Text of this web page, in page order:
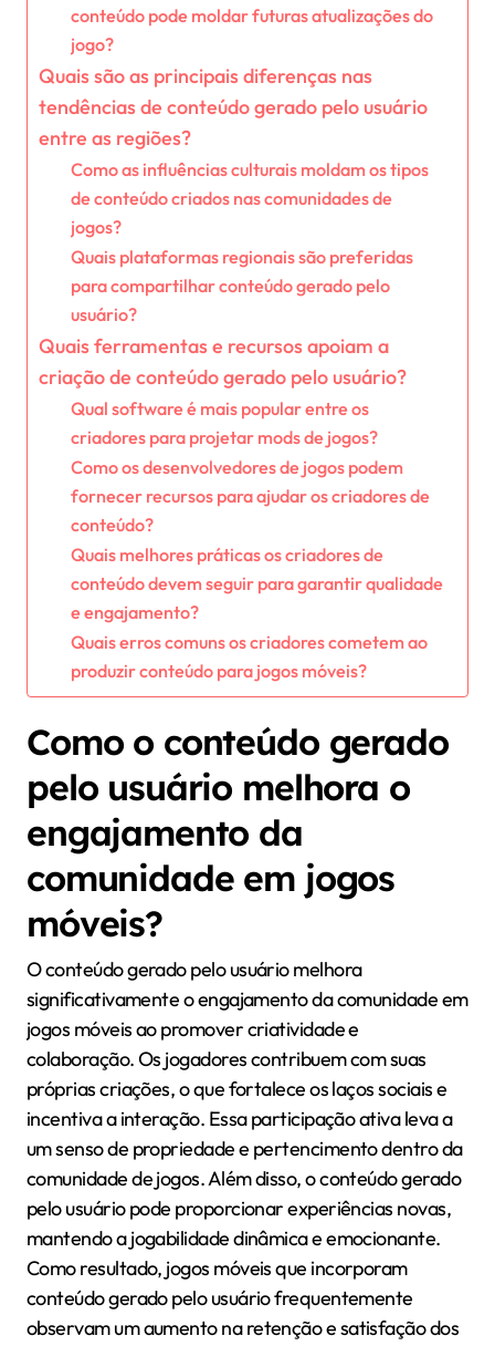
conteúdo pode moldar futuras atualizações do
jogo?
Quais são as principais diferenças nas
tendências de conteúdo gerado pelo usuário
entre as regiões?
Como as influências culturais moldam os tipos
de conteúdo criados nas comunidades de
jogos?
Quais plataformas regionais são preferidas
para compartilhar conteúdo gerado pelo
usuário?
Quais ferramentas e recursos apoiam a
criação de conteúdo gerado pelo usuário?
Qual software é mais popular entre os
criadores para projetar mods de jogos?
Como os desenvolvedores de jogos podem
fornecer recursos para ajudar os criadores de
conteúdo?
Quais melhores práticas os criadores de
conteúdo devem seguir para garantir qualidade
e engajamento?
Quais erros comuns os criadores cometem ao
produzir conteúdo para jogos móveis?
Como o conteúdo gerado
pelo usuário melhora o
engajamento da
comunidade em jogos
móveis?
O conteúdo gerado pelo usuário melhora
significativamente o engajamento da comunidade em
jogos móveis ao promover criatividade e
colaboração. Os jogadores contribuem com suas
próprias criações, o que fortalece os laços sociais e
incentiva a interação. Essa participação ativa leva a
um senso de propriedade e pertencimento dentro da
comunidade de jogos. Além disso, o conteúdo gerado
pelo usuário pode proporcionar experiências novas,
mantendo a jogabilidade dinâmica e emocionante.
Como resultado, jogos móveis que incorporam
conteúdo gerado pelo usuário frequentemente
observam um aumento na retenção e satisfação dos